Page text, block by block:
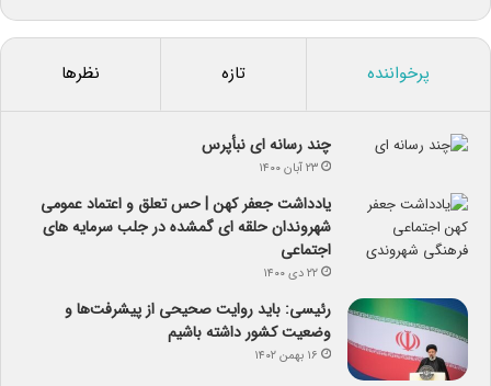
پرخواننده تازه نظرها
چند رسانه ای نبأپرس
۲۳ آبان ۱۴۰۰
یادداشت جعفر کهن | حس تعلق و اعتماد عمومی
شهروندان حلقه ای گمشده در جلب سرمایه های
اجتماعی
۲۲ دی ۱۴۰۰
رئیسی: باید روایت صحیحی از پیشرفت‌ها و
وضعیت کشور داشته باشیم
۱۶ بهمن ۱۴۰۲